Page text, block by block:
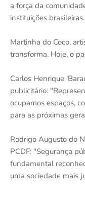
a força da
instituições
Martinha do Coco,
transforma. Hoje, o
Carlos Henrique
publicitário:
ocupamos espaços,
para as próximas
Rodrigo Augusto do
PCDF: "Segurança
fundamental
uma sociedade mais